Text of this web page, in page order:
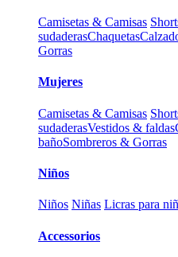
Camisetas & Camisas
sudaderasChaquetas
Gorras
Mujeres
Camisetas & Camisas
sudaderasVestidos & faldas
bañoSombreros & Gorras
Niños
Niños Niñas Licras para
Accessorios